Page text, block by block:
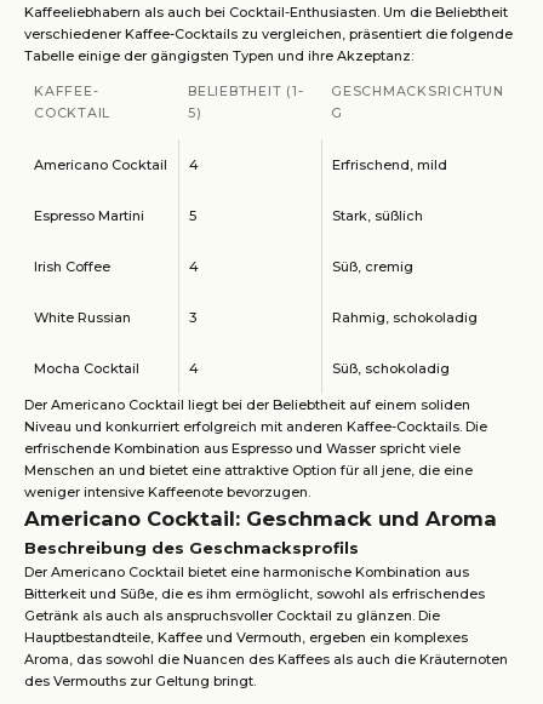
Kaffeeliebhabern als auch bei Cocktail-Enthusiasten. Um die Beliebtheit
verschiedener Kaffee-Cocktails zu vergleichen, präsentiert die folgende
Tabelle einige der gängigsten Typen und ihre Akzeptanz:
KAFFEE-
COCKTAIL
BELIEBTHEIT (1-
5)
GESCHMACKSRICHTUN
G
Americano Cocktail 4 Erfrischend, mild
Espresso Martini 5 Stark, süßlich
Irish Coffee 4 Süß, cremig
White Russian 3 Rahmig, schokoladig
Mocha Cocktail 4 Süß, schokoladig
Der Americano Cocktail liegt bei der Beliebtheit auf einem soliden
Niveau und konkurriert erfolgreich mit anderen Kaffee-Cocktails. Die
erfrischende Kombination aus Espresso und Wasser spricht viele
Menschen an und bietet eine attraktive Option für all jene, die eine
weniger intensive Kaffeenote bevorzugen.
Americano Cocktail: Geschmack und Aroma
Beschreibung des Geschmacksprofils
Der Americano Cocktail bietet eine harmonische Kombination aus
Bitterkeit und Süße, die es ihm ermöglicht, sowohl als erfrischendes
Getränk als auch als anspruchsvoller Cocktail zu glänzen. Die
Hauptbestandteile, Kaffee und Vermouth, ergeben ein komplexes
Aroma, das sowohl die Nuancen des Kaffees als auch die Kräuternoten
des Vermouths zur Geltung bringt.